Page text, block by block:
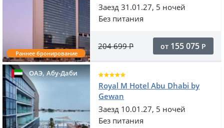
Раннее бронирование
Заезд 31.01.27, 5 ночей
Без питания
204 699Р от 155 075 Р
ОАЭ,Абу-Даби
Royal M Hotel Abu Dhabi by
Gewan
Заезд 10.01.27, 5 ночей
Без питания